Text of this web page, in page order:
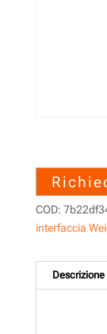
COD:
interfaccia
Descrizione